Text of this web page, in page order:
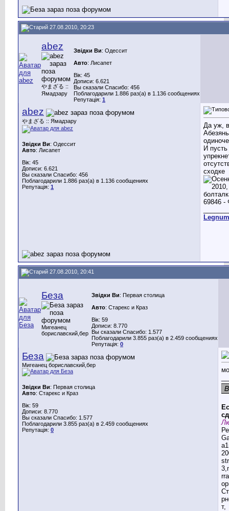
27.08.2010, 20:23
abez
やまざる ::
Ямадзару
Звідки Ви: Одессит
Авто: Лисапет
Вік: 45
Дописи: 6.621
Вы сказали Спасибо: 456
Поблагодарили 1.886 раз(а) в 1.136 сообщениях
Репутація: 1
abez
やまざる :: Ямадзару
Звідки Ви: Одессит
Авто: Лисапет
Вік: 45
Дописи: 6.621
Вы сказали Спасибо: 456
Поблагодарили 1.886 раз(а) в 1.136 сообщениях
Репутація: 1
Да уж,
И пусть
сходке
Legnum
27.08.2010, 20:41
Беза
Мигеанец
бориславский,бер
Звідки Ви: Первая столица
Авто: Старекс и Краз
Вік: 59
Дописи: 8.770
Вы сказали Спасибо: 1.577
Поблагодарили 3.855 раз(а) в 2.459 сообщениях
Репутація: 0
Беза
Мигеанец бориславский,бер
Звідки Ви: Первая столица
Авто: Старекс и Краз
Вік: 59
Дописи: 8.770
Вы сказали Спасибо: 1.577
Поблагодарили 3.855 раз(а) в 2.459 сообщениях
Репутація: 0
т,